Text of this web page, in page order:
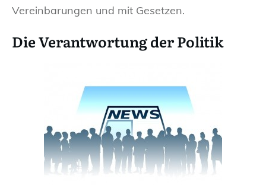
Vereinbarungen und mit Gesetzen.
Die Verantwortung der Politik